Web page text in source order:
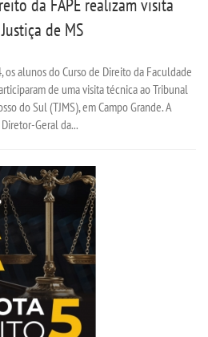
da FAPE realizam visita
de MS
alunos do Curso de Direito da Faculdade
de uma visita técnica ao Tribunal
do Sul (TJMS), em Campo Grande. A
Geral da...